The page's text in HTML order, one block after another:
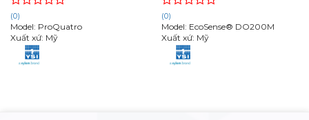
Rated
0
out
(0)
Model: ProQuatro
Xuất xứ: Mỹ
Rated
0
out
(0)
Model: EcoSense® DO200M
Xuất xứ: Mỹ